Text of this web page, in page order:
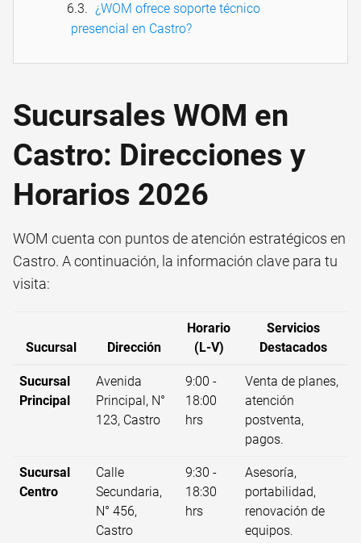
¿WOM ofrece soporte técnico
presencial en Castro?
Sucursales WOM en
Castro: Direcciones y
Horarios 2026
WOM cuenta con puntos de atención estratégicos en
Castro. A continuación, la información clave para tu
visita:
Sucursal Dirección
Horario
(L-V)
Servicios
Destacados
Sucursal
Principal
Avenida
Principal, N°
123, Castro
9:00 -
18:00
hrs
Venta de planes,
atención
postventa,
pagos.
Sucursal
Centro
Calle
Secundaria,
N° 456,
Castro
9:30 -
18:30
hrs
Asesoría,
portabilidad,
renovación de
equipos.